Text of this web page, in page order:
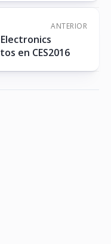
ANTERIOR
en CES2016